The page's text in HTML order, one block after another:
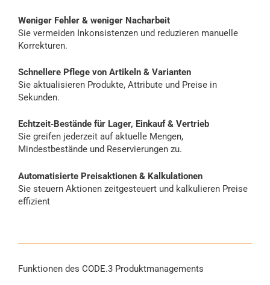
Weniger Fehler & weniger Nacharbeit
Sie vermeiden Inkonsistenzen und reduzieren manuelle
Korrekturen.
Schnellere Pflege von Artikeln & Varianten
Sie aktualisieren Produkte, Attribute und Preise in
Sekunden.
Echtzeit‑Bestände für Lager, Einkauf & Vertrieb
Sie greifen jederzeit auf aktuelle Mengen,
Mindestbestände und Reservierungen zu.
Automatisierte Preisaktionen & Kalkulationen
Sie steuern Aktionen zeitgesteuert und kalkulieren Preise
effizient
Funktionen des CODE.3 Produktmanagements